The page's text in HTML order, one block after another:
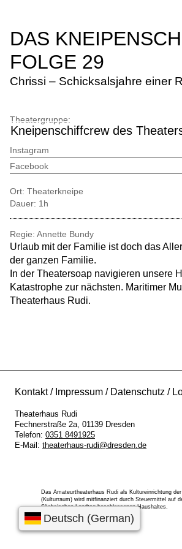
SERVICE
KURSE/WORKSHOPS
EINTRITTSPREISE
AKTUELLES
DAS
FOLGE 29
Chrissi – Schicksalsjahre einer
Theatergruppe:
Kneipenschiffcrew des
Instagram
Facebook
Ort: Theaterkneipe
Dauer: 1h
Regie: Annette Bundy
Urlaub mit der Familie ist doch das
der ganzen Familie.
In der Theatersoap navigieren unsere
Katastrophe zur nächsten. Maritimer
Theaterhaus Rudi.
Das Amateurtheaterhaus Rudi als Kultureinrichtung
(Kulturraum) wird mitfinanziert durch Steuermittel auf
Sächsischen Landtag beschlossenen Haushaltes.
Kontakt Impressum Datenschutz
Theaterhaus Rudi
Fechnerstraße 2a 01139 Dresden
Telefon: 0351 8491925
E-Mail: theaterhaus-rudi@dresden.de